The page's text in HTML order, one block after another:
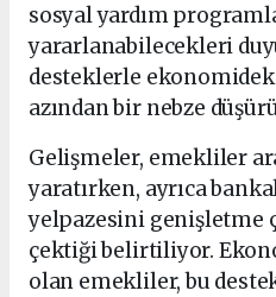
sosyal yardım
yararlanabilecekleri
desteklerle
azından bir nebze
Gelişmeler, emekliler
yaratırken, ayrıca
yelpazesini genişletme
çektiği belirtiliyor.
olan emekliler, bu